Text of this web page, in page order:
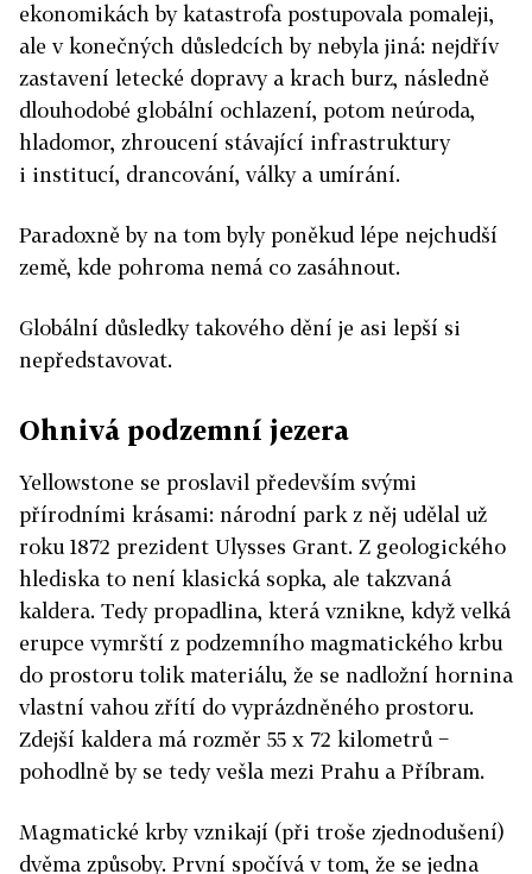
ekonomikách by katastrofa postupovala pomaleji,
ale v konečných důsledcích by nebyla jiná: nejdřív
zastavení letecké dopravy a krach burz, následně
dlouhodobé globální ochlazení, potom neúroda,
hladomor, zhroucení stávající infrastruktury
i institucí, drancování, války a umírání.
Paradoxně by na tom byly poněkud lépe nejchudší
země, kde pohroma nemá co zasáhnout.
Globální důsledky takového dění je asi lepší si
nepředstavovat.
Ohnivá podzemní jezera
Yellowstone se proslavil především svými
přírodními krásami: národní park z něj udělal už
roku 1872 prezident Ulysses Grant. Z geologického
hlediska to není klasická sopka, ale takzvaná
kaldera. Tedy propadlina, která vznikne, když velká
erupce vymrští z podzemního magmatického krbu
do prostoru tolik materiálu, že se nadložní hornina
vlastní vahou zřítí do vyprázdněného prostoru.
Zdejší kaldera má rozměr 55 x 72 kilometrů −
pohodlně by se tedy vešla mezi Prahu a Příbram.
Magmatické krby vznikají (při troše zjednodušení)
dvěma způsoby. První spočívá v tom, že se jedna